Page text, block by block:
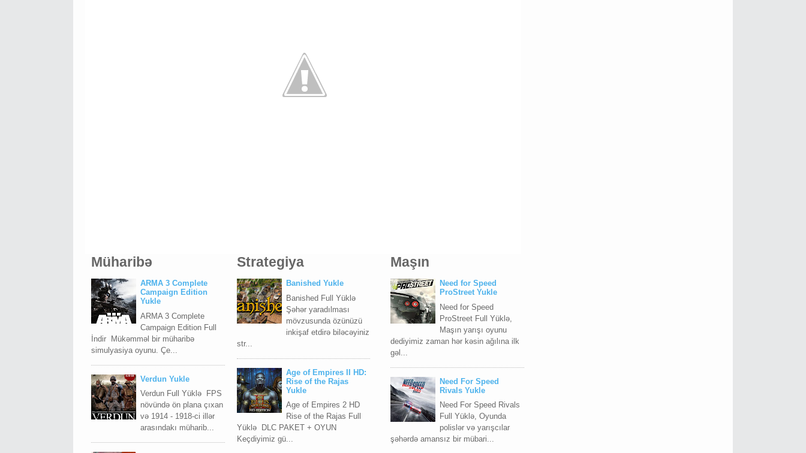
Müharibə
ARMA 3 Complete
Campaign Edition
Yukle
ARMA 3 Complete
Campaign Edition Full
İndir Mükəmməl bir müharibə
simulyasiya oyunu. Çe...
Verdun Yukle
Verdun Full Yüklə FPS
növündə ön plana çıxan
və 1914 - 1918-ci illər
arasındakı müharib...
Maşın
Need for Speed
ProStreet Yukle
Need for Speed
ProStreet Full Yüklə,
Maşın yarışı oyunu
dediyimiz zaman hər kəsin ağılına ilk
gəl...
Need For Speed
Rivals Yukle
Need For Speed Rivals
Full Yüklə, Oyunda
polislər və yarışcılar
şəhərdə amansız bir mübari...
Strategiya
Banished Yukle
Banished Full Yüklə
Şəhər yaradılması
mövzusunda özünüzü
inkişaf etdirə biləcəyiniz
str...
Age of Empires II HD:
Rise of the Rajas
Yukle
Age of Empires 2 HD
Rise of the Rajas Full
Yüklə DLC PAKET + OYUN
Keçdiyimiz gü...